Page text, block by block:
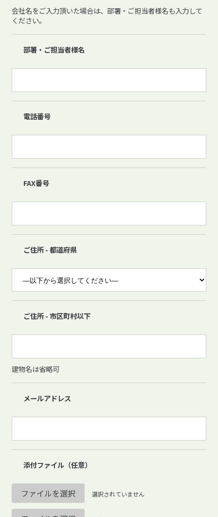
会社名をご入力頂いた場合は、部署・ご担当者様名も入力して
ください。
部署・ご担当者様名
電話番号
FAX番号
ご住所 - 都道府県
ご住所 - 市区町村以下
建物名は省略可
メールアドレス
添付ファイル（任意）
ファイルを選択 選択されていません